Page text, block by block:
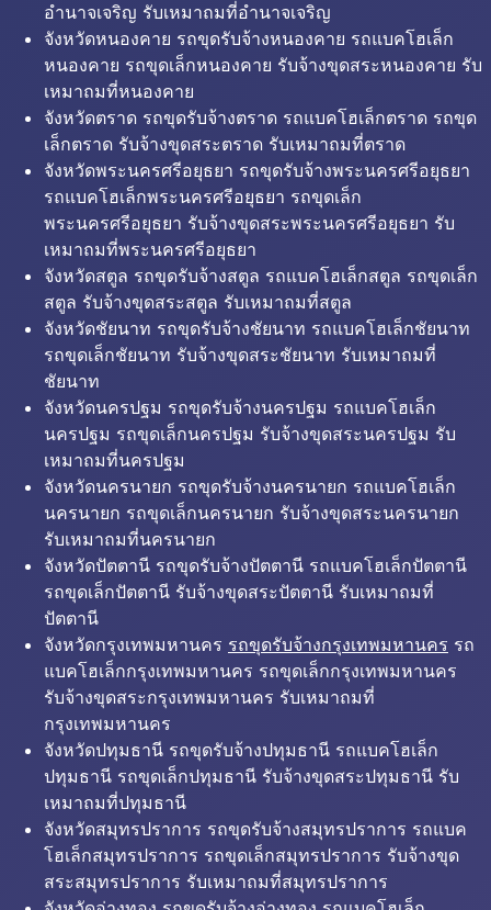
อำนาจเจริญ รับเหมาถมที่อำนาจเจริญ
จังหวัดหนองคาย รถขุดรับจ้างหนองคาย รถแบคโฮเล็ก
หนองคาย รถขุดเล็กหนองคาย รับจ้างขุดสระหนองคาย รับ
เหมาถมที่หนองคาย
จังหวัดตราด รถขุดรับจ้างตราด รถแบคโฮเล็กตราด รถขุด
เล็กตราด รับจ้างขุดสระตราด รับเหมาถมที่ตราด
จังหวัดพระนครศรีอยุธยา รถขุดรับจ้างพระนครศรีอยุธยา
รถแบคโฮเล็กพระนครศรีอยุธยา รถขุดเล็ก
พระนครศรีอยุธยา รับจ้างขุดสระพระนครศรีอยุธยา รับ
เหมาถมที่พระนครศรีอยุธยา
จังหวัดสตูล รถขุดรับจ้างสตูล รถแบคโฮเล็กสตูล รถขุดเล็ก
สตูล รับจ้างขุดสระสตูล รับเหมาถมที่สตูล
จังหวัดชัยนาท รถขุดรับจ้างชัยนาท รถแบคโฮเล็กชัยนาท
รถขุดเล็กชัยนาท รับจ้างขุดสระชัยนาท รับเหมาถมที่
ชัยนาท
จังหวัดนครปฐม รถขุดรับจ้างนครปฐม รถแบคโฮเล็ก
นครปฐม รถขุดเล็กนครปฐม รับจ้างขุดสระนครปฐม รับ
เหมาถมที่นครปฐม
จังหวัดนครนายก รถขุดรับจ้างนครนายก รถแบคโฮเล็ก
นครนายก รถขุดเล็กนครนายก รับจ้างขุดสระนครนายก
รับเหมาถมที่นครนายก
จังหวัดปัตตานี รถขุดรับจ้างปัตตานี รถแบคโฮเล็กปัตตานี
รถขุดเล็กปัตตานี รับจ้างขุดสระปัตตานี รับเหมาถมที่
ปัตตานี
จังหวัดกรุงเทพมหานคร รถขุดรับจ้างกรุงเทพมหานคร รถ
แบคโฮเล็กกรุงเทพมหานคร รถขุดเล็กกรุงเทพมหานคร
รับจ้างขุดสระกรุงเทพมหานคร รับเหมาถมที่
กรุงเทพมหานคร
จังหวัดปทุมธานี รถขุดรับจ้างปทุมธานี รถแบคโฮเล็ก
ปทุมธานี รถขุดเล็กปทุมธานี รับจ้างขุดสระปทุมธานี รับ
เหมาถมที่ปทุมธานี
จังหวัดสมุทรปราการ รถขุดรับจ้างสมุทรปราการ รถแบค
โฮเล็กสมุทรปราการ รถขุดเล็กสมุทรปราการ รับจ้างขุด
สระสมุทรปราการ รับเหมาถมที่สมุทรปราการ